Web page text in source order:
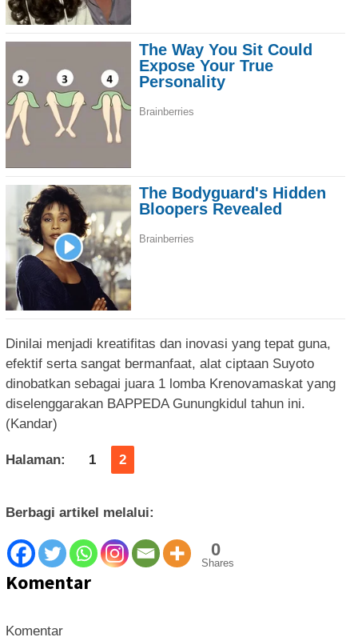
Dinilai menjadi kreatifitas dan inovasi yang tepat guna,
efektif serta sangat bermanfaat, alat ciptaan Suyoto
dinobatkan sebagai juara 1 lomba Krenovamaskat yang
diselenggarakan BAPPEDA Gunungkidul tahun ini.
(Kandar)
Halaman: 1 2
Berbagi artikel melalui:
0
Shares
Komentar
Komentar